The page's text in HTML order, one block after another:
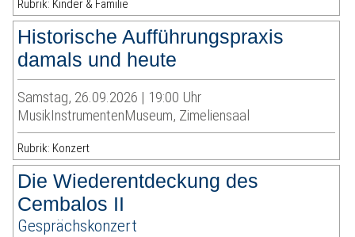
Rubrik: Kinder & Familie
Historische Aufführungspraxis
damals und heute
Samstag, 26.09.2026 | 19:00 Uhr
MusikInstrumentenMuseum, Zimeliensaal
Rubrik: Konzert
Die Wiederentdeckung des
Cembalos II
Gesprächskonzert